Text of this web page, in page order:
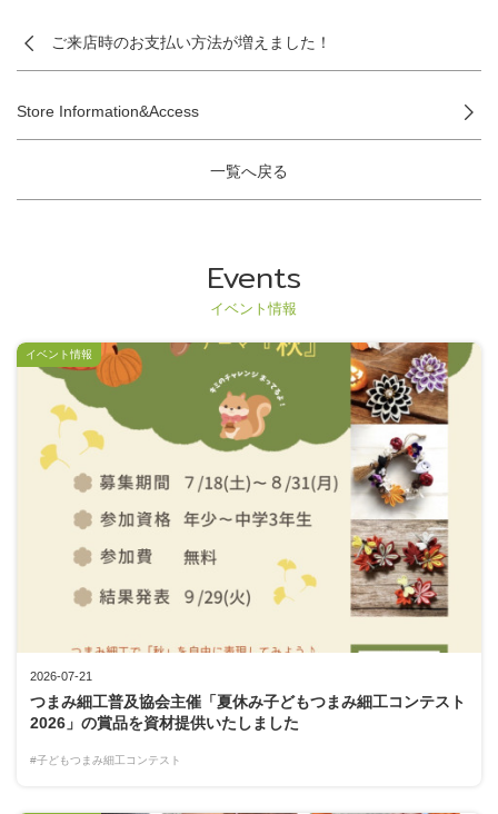
ご来店時のお支払い方法が増えました！
一覧へ戻る
Store Information&Access
Events
イベント情報
2026-07-21
つまみ細工普及協会主催「夏休み子どもつまみ細工コンテスト
2026」の賞品を資材提供いたしました
#子どもつまみ細工コンテスト
イベント情報